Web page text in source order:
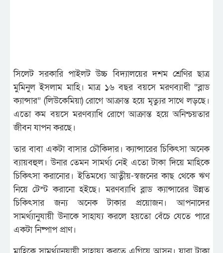
সিলেট সরকারি পাইলট উচ্চ বিদ্যালয়ের দশম শ্রেণির ছাত্র
মুমিনুল ইসলাম মাহি। মাত্র ১৬ বছর বয়সে মরণব্যাধী “ব্লাড
ক্যান্সার” (লিউকেমিয়া) রোগে আক্রান্ত হয়ে মৃত্যুর সাথে লড়ছে।
এতো কম বয়সে মরণব্যাধি রোগে আক্রান্ত হয়ে অনিশ্চয়তার
জীবন যাপন করছে।
তার বাবা একটা বাসার চৌকিদার। ক্যান্সারের চিকিৎসা অনেক
ব্যায়বহুল। উনার তেমন সামর্থ্য নেই এতো টাকা দিয়ে মাহিকে
চিকিৎসা করানোর। ইতিমধ্যে আত্নীয়-স্বজনের কাছ থেকে ঋণ
নিয়ে টেস্ট করানো হইছে। মরণব্যাধি ব্লাড ক্যান্সারের উন্নত
চিকিৎসার জন্য অনেক টাকার প্রয়োজন। আপনাদের
সামর্থ্যানুযায়ী উনাকে সাহায্য করলে হয়তো বেঁচে যেতে পারে
একটা নিষ্পাপ প্রাণ।